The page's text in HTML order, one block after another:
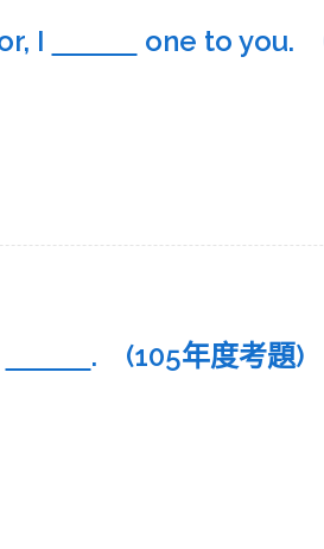
I one to you.
. (105年度考題)